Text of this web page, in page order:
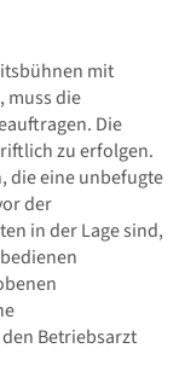
mit
muss die
Die
zu erfolgen.
die eine unbefugte
der
in der Lage sind,
Betriebsarzt